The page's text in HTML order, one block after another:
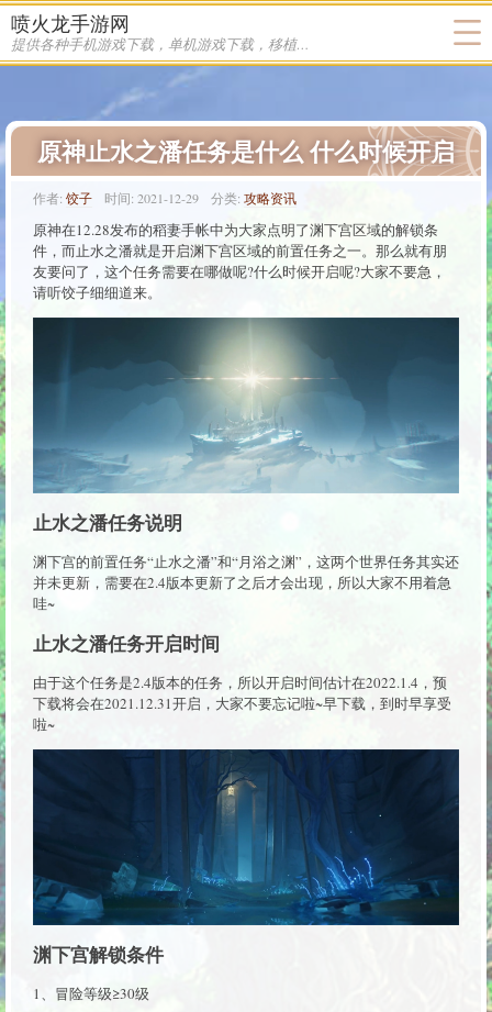
喷火龙手游网
提供各种手机游戏下载，单机游戏下载，移植游戏下载
原神止水之潘任务是什么 什么时候开启
作者: 饺子 时间: 2021-12-29 分类: 攻略资讯
原神在12.28发布的稻妻手帐中为大家点明了渊下宫区域的解锁条
件，而止水之潘就是开启渊下宫区域的前置任务之一。那么就有朋
友要问了，这个任务需要在哪做呢?什么时候开启呢?大家不要急，
请听饺子细细道来。
止水之潘任务说明
渊下宫的前置任务“止水之潘”和“月浴之渊”，这两个世界任务其实还
并未更新，需要在2.4版本更新了之后才会出现，所以大家不用着急
哇~
止水之潘任务开启时间
由于这个任务是2.4版本的任务，所以开启时间估计在2022.1.4，预
下载将会在2021.12.31开启，大家不要忘记啦~早下载，到时早享受
啦~
渊下宫解锁条件
1、冒险等级≥30级